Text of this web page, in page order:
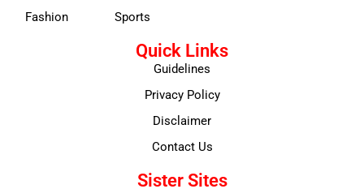
Fashion
Sports
Quick Links
Guidelines
Privacy Policy
Disclaimer
Contact Us
Sister Sites